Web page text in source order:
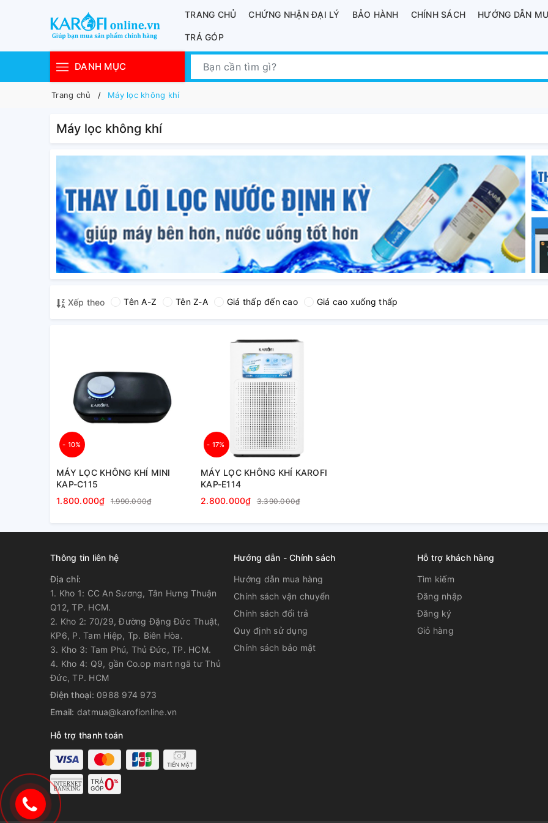
TRANG CHỦ CHỨNG NHẬN ĐẠI LÝ BẢO HÀNH CHÍNH SÁCH HƯỚNG DẪN
TRẢ GÓP
DANH MỤC
Trang chủ Máy lọc không khí
Máy lọc không khí
Xếp theo Tên A-Z Tên Z-A Giá thấp đến cao Giá cao xuống thấp
- 10%
MÁY LỌC KHÔNG KHÍ MINI
KAP-C115
1.800.000₫
1.990.000₫
- 17%
MÁY LỌC KHÔNG KHÍ KAROFI
KAP-E114
2.800.000₫
3.390.000₫
Thông tin liên hệ
Địa chỉ:
1. Kho 1: CC An Sương, Tân Hưng Thuận
Q12, TP. HCM.
2. Kho 2: 70/29, Đường Đặng Đức Thuật,
KP6, P. Tam Hiệp, Tp. Biên Hòa.
3. Kho 3: Tam Phú, Thủ Đức, TP. HCM.
4. Kho 4: Q9, gần Co.op mart ngã tư Thủ
Đức, TP. HCM
Điện thoại: 0988 974 973
Email: datmua@karofionline.vn
Hỗ trợ thanh toán
Hướng dẫn - Chính sách
Hướng dẫn mua hàng
Chính sách vận chuyển
Chính sách đổi trả
Quy định sử dụng
Chính sách bảo mật
Hỗ trợ khách hàng
Tìm kiếm
Đăng nhập
Đăng ký
Giỏ hàng
0988